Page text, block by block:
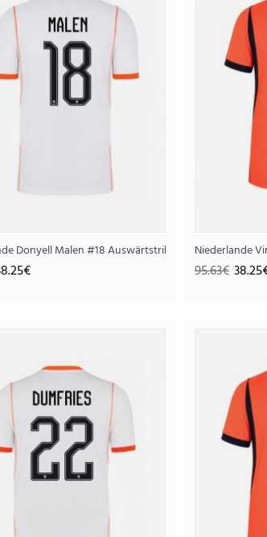
Niederlande
Donyell Malen #18 Auswärtstrikot WM 2026
Niederlande
95.63€